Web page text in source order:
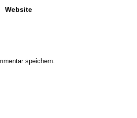
Website
speichern.